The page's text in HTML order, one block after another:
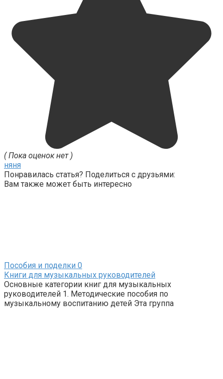
( Пока оценок нет )
няня
Понравилась статья? Поделиться с друзьями:
Вам также может быть интересно
Пособия и поделки 0
Книги для музыкальных руководителей
Основные категории книг для музыкальных
руководителей 1. Методические пособия по
музыкальному воспитанию детей Эта группа